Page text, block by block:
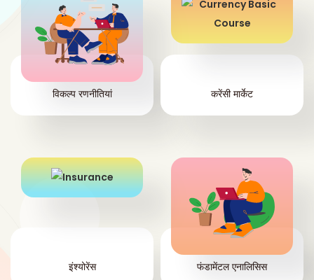
विकल्प रणनीतियां करेंसी मार्केट
इंश्योरेंस फंडामेंटल एनालिसिस